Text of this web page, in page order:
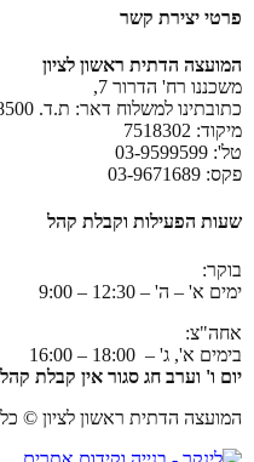
פרטי יצירת קשר
המועצה הדתית ראשון לציון
משכננו רח' הדרור 7,
כתובתינו למשלוח דאר: ת.ד. 8500 ראשון לציון
מיקוד: 7518302
טל': 03-9599599
פקס: 03-9671689
שעות הפעילות וקבלת קהל
בוקר:
ימים א' – ה' – 12:30 – 9:00
אחה"צ:
בימים א', ג' – 18:00 – 16:00
יום ו' וערב חג סגור אין קבלת קהל
המועצה הדתית ראשון לציון © כל